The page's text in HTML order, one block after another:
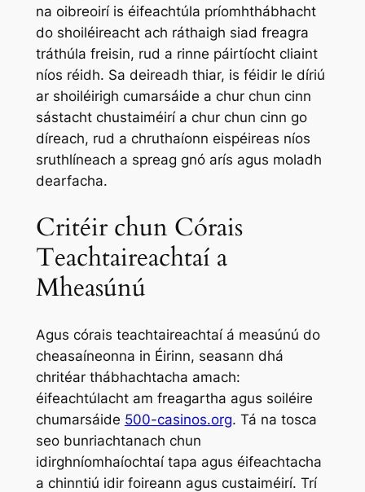
na oibreoirí is éifeachtúla príomhthábhacht
do shoiléireacht ach ráthaigh siad freagra
tráthúla freisin, rud a rinne páirtíocht cliaint
níos réidh. Sa deireadh thiar, is féidir le díriú
ar shoiléirigh cumarsáide a chur chun cinn
sástacht chustaiméirí a chur chun cinn go
díreach, rud a chruthaíonn eispéireas níos
sruthlíneach a spreag gnó arís agus moladh
dearfacha.
Critéir chun Córais
Teachtaireachtaí a
Mheasúnú
Agus córais teachtaireachtaí á measúnú do
cheasaíneonna in Éirinn, seasann dhá
chritéar thábhachtacha amach:
éifeachtúlacht am freagartha agus soiléire
chumarsáide 500-casinos.org. Tá na tosca
seo bunriachtanach chun
idirghníomhaíochtaí tapa agus éifeachtacha
a chinntiú idir foireann agus custaiméirí. Trí